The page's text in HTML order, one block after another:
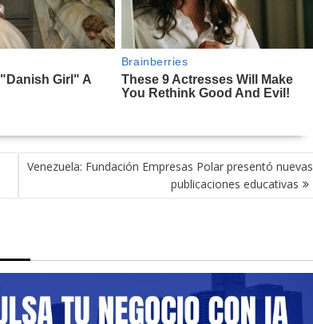
Venezuela: Fundación Empresas Polar presentó nuevas
publicaciones educativas